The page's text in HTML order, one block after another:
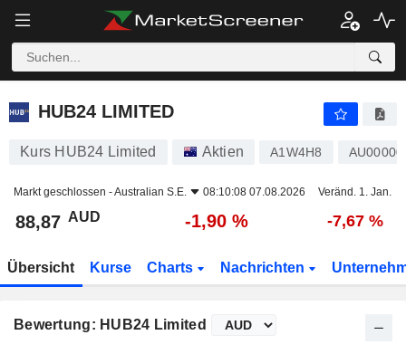
HUB24 LIMITED
HUB24 LIMITED
Kurs HUB24 Limited Aktien A1W4H8
Markt geschlossen -Australian S.E. 08:10:08 07.08.2026 Veränd. 1. Jan.
88,87 AUD -1,90 % -7,67 %
Übersicht Kurse Charts Nachrichten
Bewertung: HUB24 Limited